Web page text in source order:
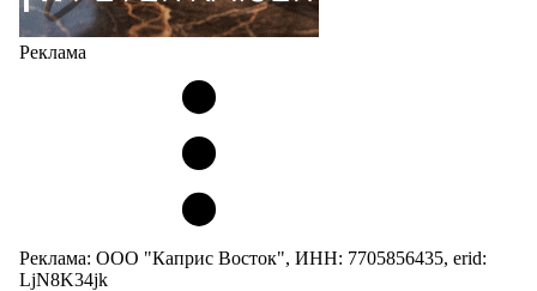
Реклама
Реклама: ООО "Каприс Восток", ИНН: 7705856435, erid:
LjN8K34jk